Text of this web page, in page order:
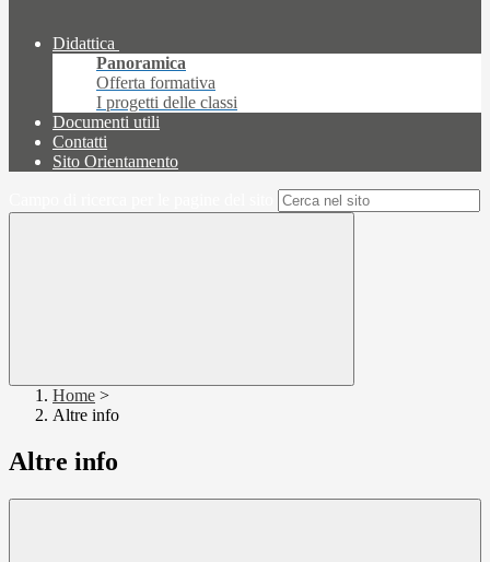
Didattica
Panoramica
Offerta formativa
I progetti delle classi
Documenti utili
Contatti
Sito Orientamento
Home >
Altre info
Altre info